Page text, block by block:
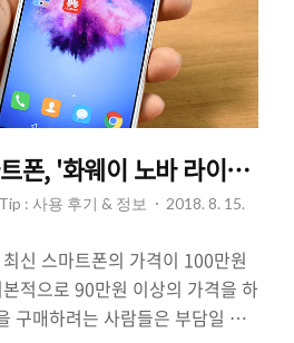
소규모 팀들의 ..
폰, '화웨이 노바 라이트2'.
: 사용 후기 & 정보
2018. 8. 15.
신 스마트폰의 가격이 100만원
적으로 90만원 이상의 가격을 하
구매하려는 사람들은 부담일 수